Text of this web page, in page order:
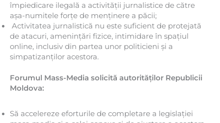
împiedicare ilegală a activității jurnalistice de către
așa-numitele forțe de menținere a păcii;
Activitatea jurnalistică nu este suficient de protejată
de atacuri, amenințări fizice, intimidare în spațiul
online, inclusiv din partea unor politicieni și a
simpatizanților acestora.
Forumul Mass-Media solicită autorităților Republicii
Moldova:
Să accelereze eforturile de completare a legislației